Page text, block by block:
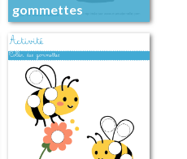
gommettes